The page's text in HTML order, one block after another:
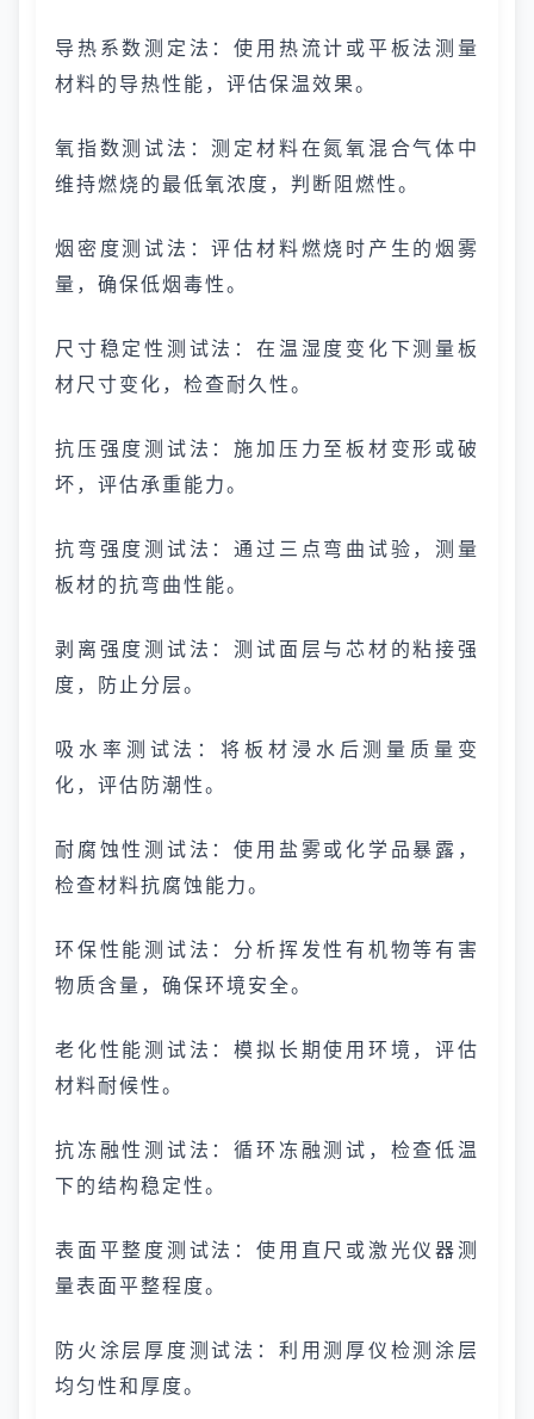
导热系数测定法：使用热流计或平板法测量
材料的导热性能，评估保温效果。
氧指数测试法：测定材料在氮氧混合气体中
维持燃烧的最低氧浓度，判断阻燃性。
烟密度测试法：评估材料燃烧时产生的烟雾
量，确保低烟毒性。
尺寸稳定性测试法：在温湿度变化下测量板
材尺寸变化，检查耐久性。
抗压强度测试法：施加压力至板材变形或破
坏，评估承重能力。
抗弯强度测试法：通过三点弯曲试验，测量
板材的抗弯曲性能。
剥离强度测试法：测试面层与芯材的粘接强
度，防止分层。
吸水率测试法：将板材浸水后测量质量变
化，评估防潮性。
耐腐蚀性测试法：使用盐雾或化学品暴露，
检查材料抗腐蚀能力。
环保性能测试法：分析挥发性有机物等有害
物质含量，确保环境安全。
老化性能测试法：模拟长期使用环境，评估
材料耐候性。
抗冻融性测试法：循环冻融测试，检查低温
下的结构稳定性。
表面平整度测试法：使用直尺或激光仪器测
量表面平整程度。
防火涂层厚度测试法：利用测厚仪检测涂层
均匀性和厚度。